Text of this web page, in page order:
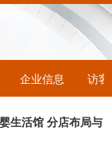
企业信息 访客
生活馆 分店布局与